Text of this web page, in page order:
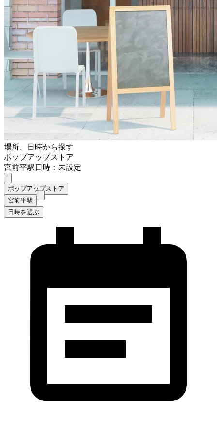
場所、日時から探す
ポップアップストア
宮前平駅日時：未設定
ポップアップストア
宮前平駅
日時を選ぶ